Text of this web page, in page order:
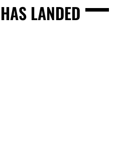
LANDED